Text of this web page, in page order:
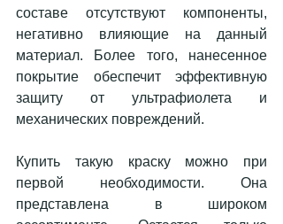
составе отсутствуют компоненты,
негативно влияющие на данный
материал. Более того, нанесенное
покрытие обеспечит эффективную
защиту от ультрафиолета и
механических повреждений.
Купить такую краску можно при
первой необходимости. Она
представлена в широком